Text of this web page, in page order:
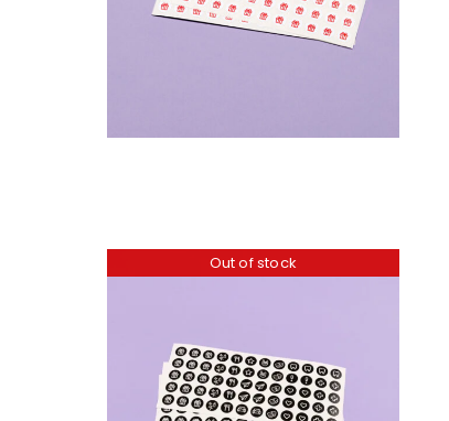
Out of stock